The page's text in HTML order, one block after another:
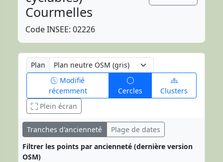
Courmelles
Code INSEE: 02226
Plan
Modifié
récemment
Cercles
Clusters
Plein écran
Tranches d'ancienneté
Plage de dates
Filtrer les points par ancienneté (dernière version
OSM)